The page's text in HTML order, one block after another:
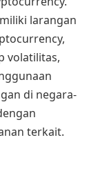
larangan
volatilitas,
di negara-
terkait.